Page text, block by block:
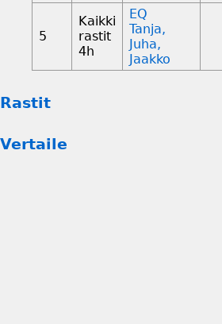
5
Kaikki
rastit
4h
EQ
Tanja,
Juha,
Jaakko
Rastit
Vertaile